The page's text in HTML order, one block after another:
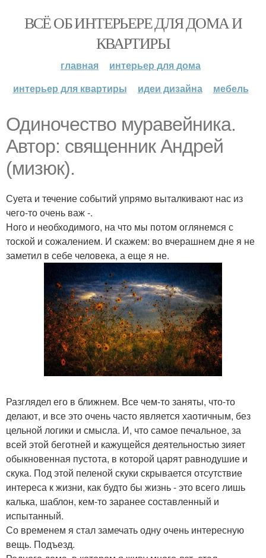
ВСЁ ОБ ИНТЕРЬЕРЕ ДЛЯ ДОМА И
КВАРТИРЫ
главная
интерьер для дома
интерьер для квартиры
идеи дизайна мебель
Одиночество муравейника.
Автор: священник Андрей
(мизюк).
Суета и течение событий упрямо выталкивают нас из
чего-то очень важ -.
Ного и необходимого, на что мы потом оглянемся с
тоской и сожалением. И скажем: во вчерашнем дне я не
заметил в себе человека, а еще я не.
Разглядел его в ближнем. Все чем-то заняты, что-то
делают, и все это очень часто является хаотичным, без
цельной логики и смысла. И, что самое печальное, за
всей этой беготней и кажущейся деятельностью зияет
обыкновенная пустота, в которой царят равнодушие и
скука. Под этой пеленой скуки скрывается отсутствие
интереса к жизни, как будто бы жизнь - это всего лишь
калька, шаблон, кем-то заранее составленный и
испытанный.
Со временем я стал замечать одну очень интересную
вещь. Подъезд.